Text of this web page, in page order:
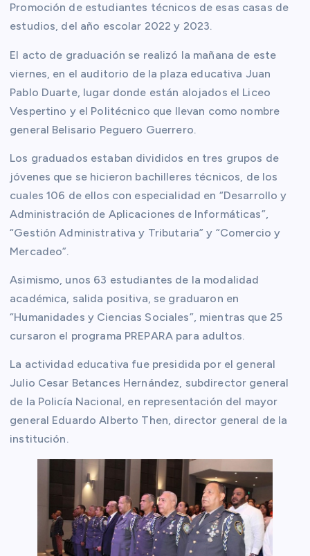
Promoción de estudiantes técnicos de esas casas de
estudios, del año escolar 2022 y 2023.
El acto de graduación se realizó la mañana de este
viernes, en el auditorio de la plaza educativa Juan
Pablo Duarte, lugar donde están alojados el Liceo
Vespertino y el Politécnico que llevan como nombre
general Belisario Peguero Guerrero.
Los graduados estaban divididos en tres grupos de
jóvenes que se hicieron bachilleres técnicos, de los
cuales 106 de ellos con especialidad en “Desarrollo y
Administración de Aplicaciones de Informáticas”,
“Gestión Administrativa y Tributaria” y “Comercio y
Mercadeo”.
Asimismo, unos 63 estudiantes de la modalidad
académica, salida positiva, se graduaron en
“Humanidades y Ciencias Sociales”, mientras que 25
cursaron el programa PREPARA para adultos.
La actividad educativa fue presidida por el general
Julio Cesar Betances Hernández, subdirector general
de la Policía Nacional, en representación del mayor
general Eduardo Alberto Then, director general de la
institución.